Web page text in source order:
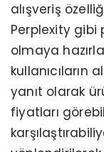
alışveriş
Perplexity
olmaya
kullanıcıların
yanıt olarak
fiyatları